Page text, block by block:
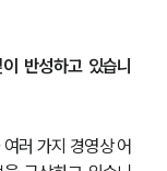
반성하고 있습니
러 가지 경영상 어